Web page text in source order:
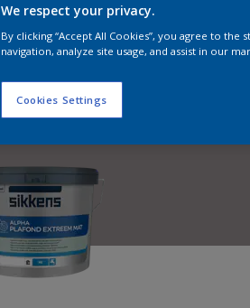
We respect your privacy.
By clicking “Accept All Cookies”, you agree to
navigation, analyze site usage, and assist in our
Cookies Settings